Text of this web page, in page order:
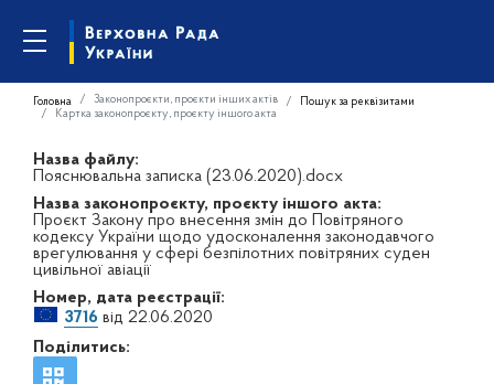
Головна Законопроєкти, проєкти інших актів
Пошук за реквізитами
Картка законопроєкту, проєкту іншого акта
Назва файлу:
Пояснювальна записка (23.06.2020).docx
Назва законопроєкту, проєкту іншого акта:
Проєкт Закону про внесення змін до Повітряного
кодексу України щодо удосконалення законодавчого
врегулювання у сфері безпілотних повітряних суден
цивільної авіації
Номер, дата реєстрації:
3716 від 22.06.2020
Поділитись: